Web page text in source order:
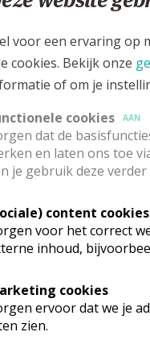
4, 2260 Tongerlo
wat je zocht? Hier
voor een ervaring op
cookies. Bekijk onze
of om je
cookies
AAN
dat de
en laten ons toe
je gebruik deze
content cookies
voor het correct
inhoud,
cookies
ervoor dat we je
zien.